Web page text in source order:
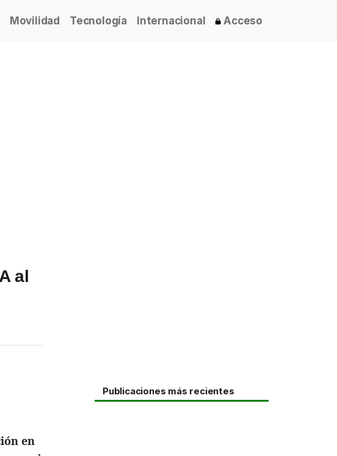
Movilidad Tecnología Internacional Acceso
al
en
Publicaciones más recientes